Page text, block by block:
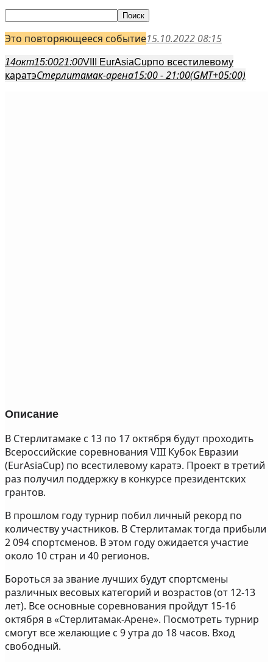
Это повторяющееся событие15.10.2022 08:15
14окт15:0021:00VIII EurAsiaCupпо всестилевому
каратэСтерлитамак-арена15:00 - 21:00(GMT+05:00)
Описание
В Стерлитамаке с 13 по 17 октября будут проходить
Всероссийские соревнования VIII Кубок Евразии
(EurAsiaCup) по всестилевому каратэ. Проект в третий
раз получил поддержку в конкурсе президентских
грантов.
В прошлом году турнир побил личный рекорд по
количеству участников. В Стерлитамак тогда прибыли
2 094 спортсменов. В этом году ожидается участие
около 10 стран и 40 регионов.
Бороться за звание лучших будут спортсмены
различных весовых категорий и возрастов (от 12-13
лет). Все основные соревнования пройдут 15-16
октября в «Стерлитамак-Арене». Посмотреть турнир
смогут все желающие с 9 утра до 18 часов. Вход
свободный.